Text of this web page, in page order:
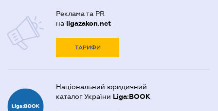
Реклама та PR
на ligazakon.net
ТАРИФИ
Національний юридичний
каталог України Liga:BOOK